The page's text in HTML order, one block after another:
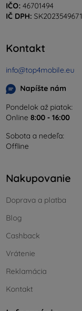
IČO: 46701494
IČ DPH: SK2023549671
Kontakt
info@top4mobile.eu
Napíšte nám
Pondelok až piatok:
Online 8:00 - 16:00
Sobota a nedeľa:
Offline
Nakupovanie
Doprava a platba
Blog
Cashback
Vrátenie
Reklamácia
Kontakt